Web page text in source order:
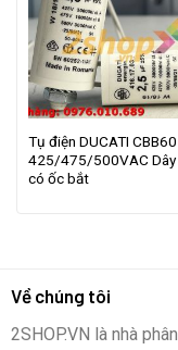
Tụ điện DUCATI CBB60
425/475/500VAC Dây
có ốc bắt
Về chúng tôi
2SHOP.VN là nhà